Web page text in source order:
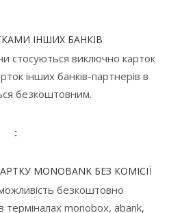
ІНШИХ БАНКІВ
стосуються виключно карток
інших банків-партнерів в
безкоштовним.
:
MONOBANK БЕЗ КОМІСІЇ
безкоштовно
терміналах monobox, abank,